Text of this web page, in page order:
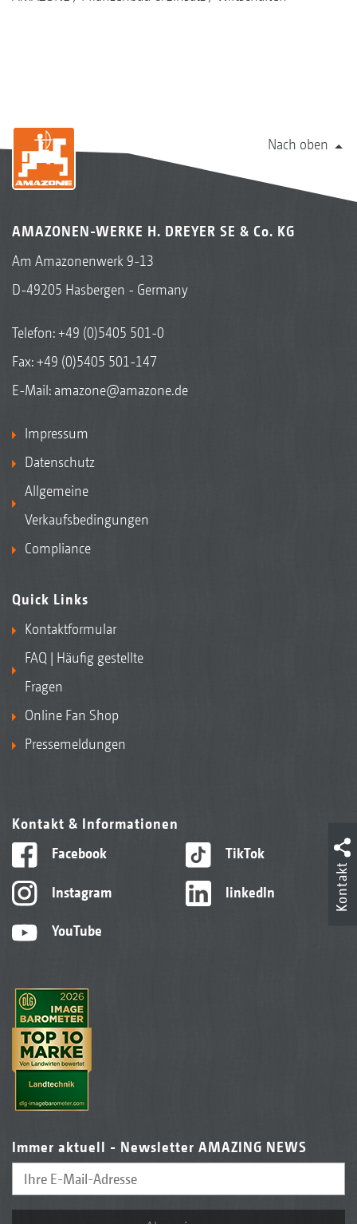
Nach oben
AMAZONEN-WERKE H. DREYER SE & Co. KG
Am Amazonenwerk 9-13
D-49205 Hasbergen - Germany
Telefon:+49 (0)5405 501-0
Fax: +49 (0)5405 501-147
E-Mail: amazone@amazone.de
Impressum
Datenschutz
Allgemeine
Verkaufsbedingungen
Compliance
Quick Links
Kontaktformular
FAQ | Häufig gestellte
Fragen
Online Fan Shop
Pressemeldungen
Kontakt & Informationen
Facebook
Instagram
YouTube
TikTok
linkedIn
Immer aktuell - Newsletter AMAZING NEWS
Kontakt